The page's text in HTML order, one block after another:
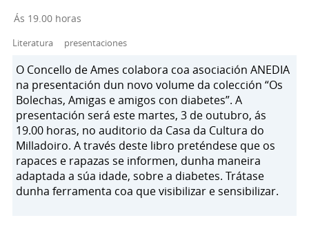
Ás 19.00 horas
Literatura presentaciones
O Concello de Ames colabora coa asociación ANEDIA
na presentación dun novo volume da colección “Os
Bolechas, Amigas e amigos con diabetes”. A
presentación será este martes, 3 de outubro, ás
19.00 horas, no auditorio da Casa da Cultura do
Milladoiro. A través deste libro preténdese que os
rapaces e rapazas se informen, dunha maneira
adaptada a súa idade, sobre a diabetes. Trátase
dunha ferramenta coa que visibilizar e sensibilizar.